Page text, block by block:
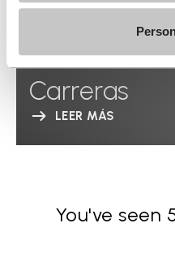
Carreras
LEER MÁS
You've seen